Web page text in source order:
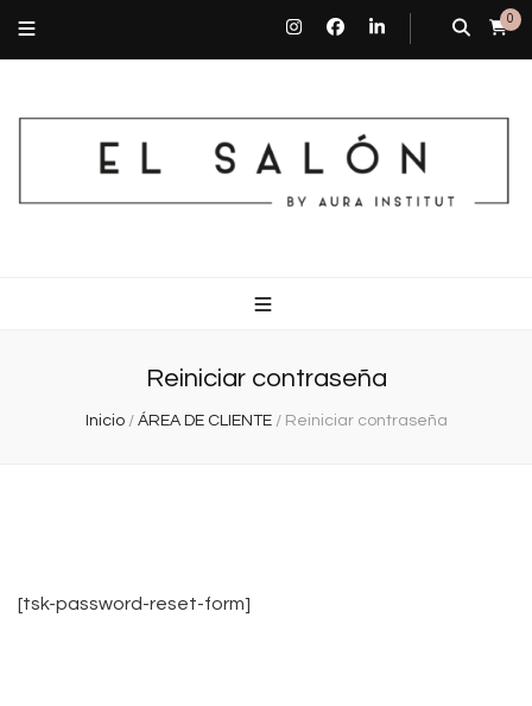
0
Reiniciar contraseña
Inicio / ÁREA DE CLIENTE / Reiniciar contraseña
[tsk-password-reset-form]